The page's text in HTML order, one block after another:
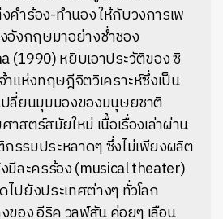
คำร้อง-ทำนอง ให้กับวงการเพ
อังกฤษมาอย่างช่ำชอง
(1990) หยิบเอาประวัติของ ซิ
แห่งทฤษฎีจิตวิเคราะห์ซึ่งเป็น
ปลี่ยนมุมมองของมนุษยชาติ
าสตร์สมัยใหม่ เนื้อเรื่องเล่าผ่าน
รรมประหลาดๆ ซึ่งไม่เพียงผลิต
มีละครร้อง (musical theater)
ปยังประเทศต่างๆ ทั่วโลก
ของ อีริค วูลฟ์สัน ค่อยๆ เลือน